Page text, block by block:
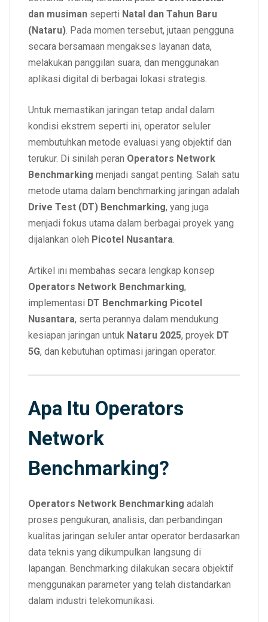
dan musiman seperti Natal dan Tahun Baru
(Nataru). Pada momen tersebut, jutaan pengguna
secara bersamaan mengakses layanan data,
melakukan panggilan suara, dan menggunakan
aplikasi digital di berbagai lokasi strategis.
Untuk memastikan jaringan tetap andal dalam
kondisi ekstrem seperti ini, operator seluler
membutuhkan metode evaluasi yang objektif dan
terukur. Di sinilah peran Operators Network
Benchmarking menjadi sangat penting. Salah satu
metode utama dalam benchmarking jaringan adalah
Drive Test (DT) Benchmarking, yang juga
menjadi fokus utama dalam berbagai proyek yang
dijalankan oleh Picotel Nusantara.
Artikel ini membahas secara lengkap konsep
Operators Network Benchmarking,
implementasi DT Benchmarking Picotel
Nusantara, serta perannya dalam mendukung
kesiapan jaringan untuk Nataru 2025, proyek DT
5G, dan kebutuhan optimasi jaringan operator.
Apa Itu Operators
Network
Benchmarking?
Operators Network Benchmarking adalah
proses pengukuran, analisis, dan perbandingan
kualitas jaringan seluler antar operator berdasarkan
data teknis yang dikumpulkan langsung di
lapangan. Benchmarking dilakukan secara objektif
menggunakan parameter yang telah distandarkan
dalam industri telekomunikasi.